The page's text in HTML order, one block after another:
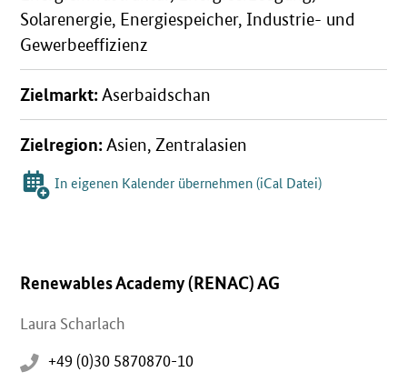
Solarenergie, Energiespeicher, Industrie- und
Gewerbeeffizienz
Zielmarkt:Aserbaidschan
Zielregion:Asien, Zentralasien
In eigenen Kalender übernehmen (iCal Datei)
Renewables Academy (RENAC) AG
Laura Scharlach
+49 (0)30 5870870-10